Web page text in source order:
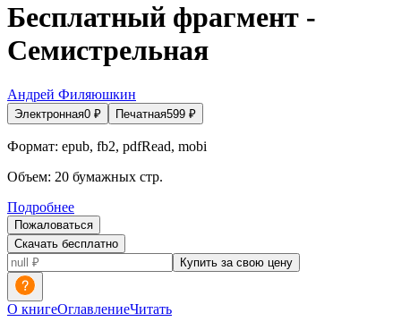
Бесплатный фрагмент -
Семистрельная
Андрей Филяюшкин
Электронная0 ₽ Печатная599 ₽
Формат: epub, fb2, pdfRead, mobi
Объем: 20 бумажных стр.
Подробнее
Пожаловаться
Скачать бесплатно
Купить за свою цену
О книгеОглавлениеЧитать